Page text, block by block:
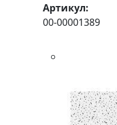
Артикул:
00-00001389